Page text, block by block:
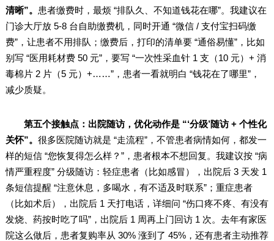
清晰”。 患者缴费时，最烦 “排队久、不知道钱花在哪”。我建议在
门诊大厅放 5-8 台自助缴费机，同时开通 “微信 / 支付宝扫码缴
费”，让患者不用排队；缴费后，打印的清单要 “通俗易懂”，比如
别写 “医用耗材费 50 元”，要写 “一次性采血针 1 支（10 元）+ 消
毒棉片 2 片（5 元）+……”，患者一看就明白 “钱花在了哪里”，
减少质疑。
第五个接触点：出院随访，优化动作是 “‘分级’随访 + 个性化
关怀”。 很多医院随访就是 “走流程”，不管患者病情如何，都发一
样的短信 “您恢复得怎么样？”，患者根本不想回复。我建议按 “病
情严重程度” 分级随访：轻症患者（比如感冒），出院后 3 天发 1
条短信提醒 “注意休息，多喝水，有不适及时联系”；重症患者
（比如术后），出院后 1 天打电话，详细问 “伤口疼不疼、有没有
发烧、药按时吃了吗”，出院后 1 周再上门回访 1 次。去年有家医
院这么做后，患者复购率从 30% 涨到了 45%，还有患者主动推荐